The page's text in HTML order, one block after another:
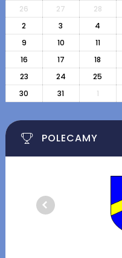
26 27 28
2
3 4
9
10 11
16
17 18
23
24 25
30
31 1
POLECAMY